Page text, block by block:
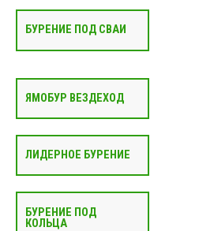
БУРЕНИЕ ПОД СВАИ
ЯМОБУР ВЕЗДЕХОД
ЛИДЕРНОЕ БУРЕНИЕ
БУРЕНИЕ ПОД
КОЛЬЦА